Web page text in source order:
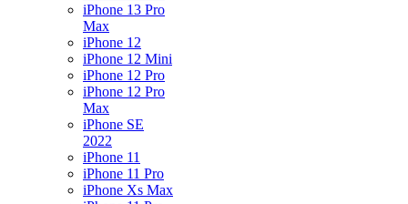
iPhone 13 Pro
Max
iPhone 12
iPhone 12 Mini
iPhone 12 Pro
iPhone 12 Pro
Max
iPhone SE
2022
iPhone 11
iPhone 11 Pro
iPhone Xs Max